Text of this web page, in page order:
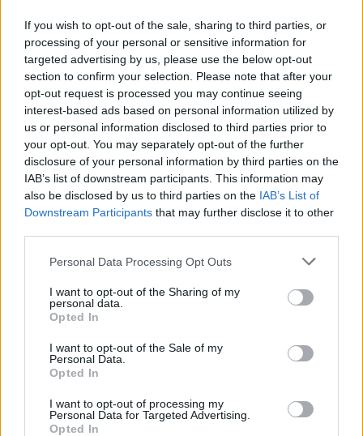
If you wish to opt-out of the sale, sharing to third parties, or
processing of your personal or sensitive information for
targeted advertising by us, please use the below opt-out
section to confirm your selection. Please note that after your
opt-out request is processed you may continue seeing
interest-based ads based on personal information utilized by
us or personal information disclosed to third parties prior to
your opt-out. You may separately opt-out of the further
disclosure of your personal information by third parties on the
IAB’s list of downstream participants. This information may
also be disclosed by us to third parties on the IAB’s List of
Downstream Participants that may further disclose it to other
Personal Data Processing Opt Outs
I want to opt-out of the Sharing of my
personal data.
Opted In
I want to opt-out of the Sale of my
Personal Data.
Opted In
I want to opt-out of processing my
Personal Data for Targeted Advertising.
Opted In
ΕΚΛΟΓΕΣ ΔΗΜΟΣ ΑΜΑΡΟΥΣΙΟΥ
ΘΟΔΩΡΟΣ
ΑΜΠΑΤΖΟΓΛΟΥ ΝΔ ΟΝΝΕΔ ΤΟΠΙΚΗ
ΑΥΤΟΔΙΟΙΚΗΣΗ ΥΠΟΨΗΦΙΟΣ ΔΗΜΑΡΧΟΣ
Β΄ ΑΘΗΝΩΝ
Ενεργειακή αναβάθμιση του Κλειστού «Τιμόθεος
Ευγενικός»